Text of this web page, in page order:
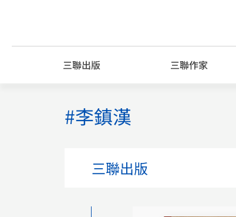
content
三聯出版 三聯作家
#李鎮漢
三聯出版